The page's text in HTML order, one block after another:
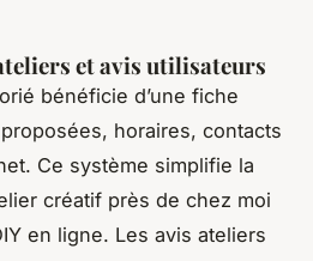
et avis utilisateurs
bénéficie d’une fiche
horaires, contacts
Ce système simplifie la
créatif près de chez moi
en ligne. Les avis ateliers